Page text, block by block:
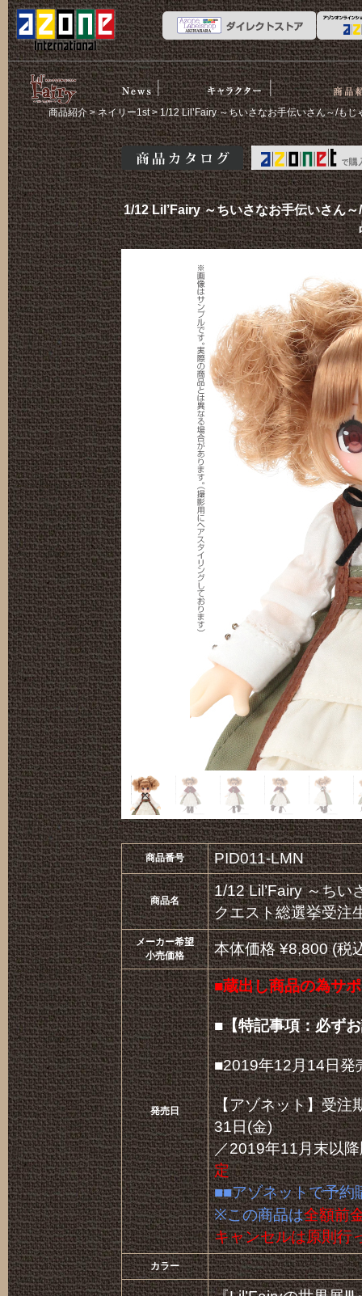
リルフェア
リー
News ストーリー
商品紹介
商品紹介>ネイリー1st> 1/12 Lil’Fairy ～ちいさなお手伝いさん～/も
商品カタログ
1/12 Lil’Fairy ～ちいさなお手伝いさん
商品番号 PID011-LMN
商品名
1/12 Lil’Fairy ～ちい
クエスト総選挙受注
メーカー希望
小売価格
本体価格 ¥8,800 (税
発売日
■蔵出し商品の為サ
■【特記事項：必ず
■2019年12月14日発
【アゾネット】受注
31日(金)
／2019年11月末以
定
■■アゾネットで予約
※この商品は全額前
キャンセルは原則行
カラー